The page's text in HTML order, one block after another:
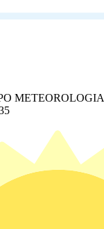
METEOROLOGIA